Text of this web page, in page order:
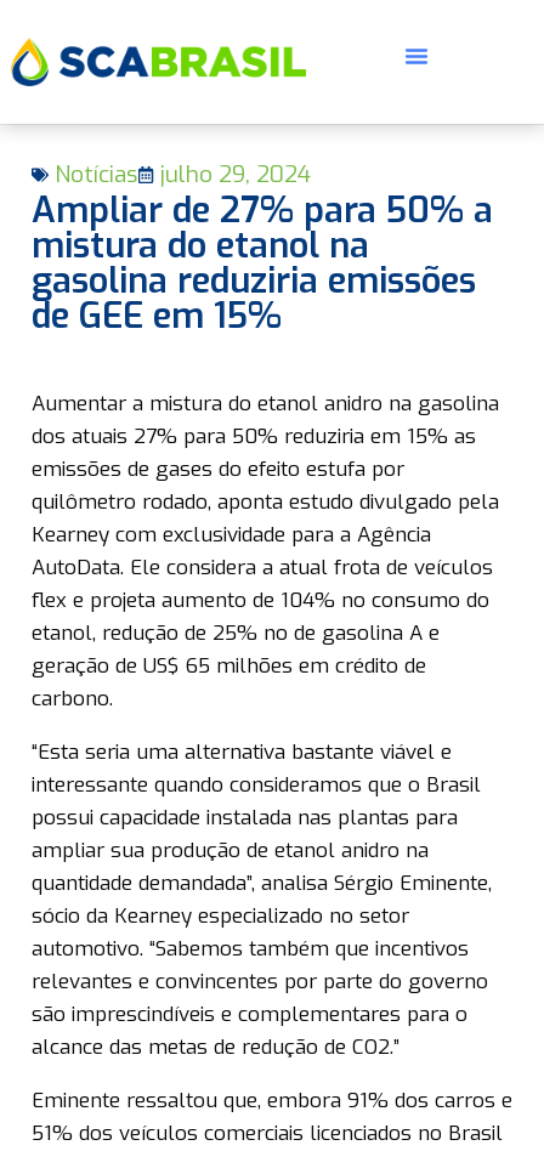
Notícias julho 29, 2024
Ampliar de 27% para 50% a
mistura do etanol na
gasolina reduziria emissões
de GEE em 15%
Aumentar a mistura do etanol anidro na gasolina
dos atuais 27% para 50% reduziria em 15% as
emissões de gases do efeito estufa por
quilômetro rodado, aponta estudo divulgado pela
Kearney com exclusividade para a Agência
AutoData. Ele considera a atual frota de veículos
flex e projeta aumento de 104% no consumo do
etanol, redução de 25% no de gasolina A e
geração de US$ 65 milhões em crédito de
carbono.
“Esta seria uma alternativa bastante viável e
interessante quando consideramos que o Brasil
possui capacidade instalada nas plantas para
ampliar sua produção de etanol anidro na
quantidade demandada”, analisa Sérgio Eminente,
sócio da Kearney especializado no setor
automotivo. “Sabemos também que incentivos
relevantes e convincentes por parte do governo
são imprescindíveis e complementares para o
alcance das metas de redução de CO2.”
Eminente ressaltou que, embora 91% dos carros e
51% dos veículos comerciais licenciados no Brasil